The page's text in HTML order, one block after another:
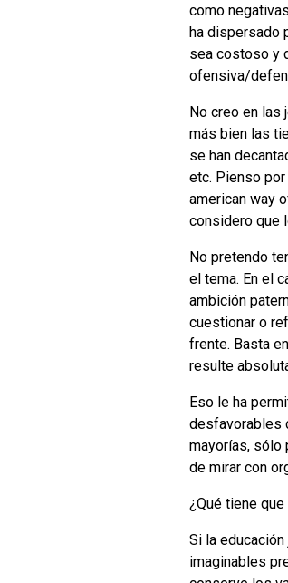
como
ha dispersado
sea costoso y
ofensiva/
No creo en las
más bien las
se han
etc. Pienso
american way
considero que
No pretendo
el tema. En el
ambición
cuestionar o
frente. Basta
resulte
Eso le ha
desfavorables
mayorías, sólo
de mirar con
¿Qué tiene
Si la
imaginables